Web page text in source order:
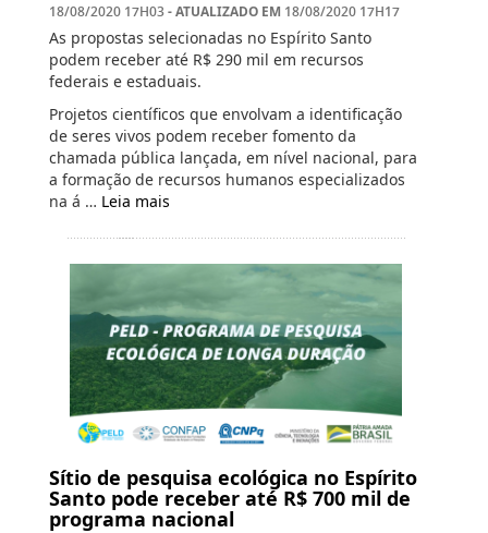
18/08/2020 17H03- ATUALIZADO EM 18/08/2020 17H17
As propostas selecionadas no Espírito Santo
podem receber até R$ 290 mil em recursos
federais e estaduais.
Projetos científicos que envolvam a identificação
de seres vivos podem receber fomento da
chamada pública lançada, em nível nacional, para
a formação de recursos humanos especializados
na á … Leia mais
Sítio de pesquisa ecológica no Espírito
Santo pode receber até R$ 700 mil de
programa nacional